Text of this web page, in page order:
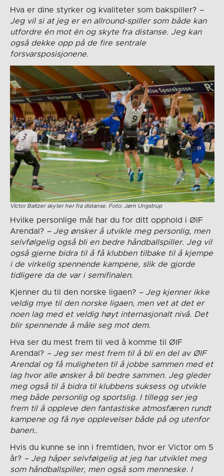
Hva er dine styrker og kvaliteter som bakspiller? –
Jeg vil si at jeg er en allround-spiller som både kan
utfordre én mot én og skyte fra distanse. Jeg kan
også dekke opp på de fire sentrale
forsvarsposisjonene.
Victor Baltzer skyter her fra distanse. Foto: Jørn Ungstrup
Hvilke personlige mål har du for ditt opphold i ØIF
Arendal? – Jeg ønsker å utvikle meg personlig, men
selvfølgelig også bli en bedre håndballspiller. Jeg vil
også gjerne bidra til å få klubben tilbake til å kjempe
i de virkelig spennende kampene, slik de gjorde
tidligere da de var i semifinalen.
Kjenner du til den norske ligaen? – Jeg kjenner ikke
veldig mye til den norske ligaen, men vet at det er
noen lag med et veldig høyt internasjonalt nivå. Det
blir spennende å måle seg mot dem.
Hva ser du mest frem til ved å komme til ØIF
Arendal? – Jeg ser mest frem til å bli en del av ØIF
Arendal og få muligheten til å jobbe sammen med et
lag hvor alle ønsker å bli bedre sammen. Jeg gleder
meg også til å bidra til klubbens suksess og utvikle
meg både personlig og sportslig. I tillegg ser jeg
frem til å oppleve den fantastiske atmosfæren rundt
kampene og få nye opplevelser både på og utenfor
banen..
Hvis du kunne se inn i fremtiden, hvor er Victor om 5
år? – Jeg håper selvfølgelig at jeg har utviklet meg
som håndballspiller, men også som menneske. I